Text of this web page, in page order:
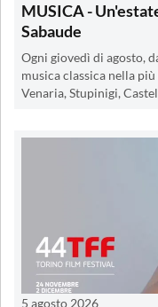
MUSICA -
Sabaude
Ogni giovedì di agosto,
musica classica nella
Venaria, Stupinigi,
5 agosto 2026